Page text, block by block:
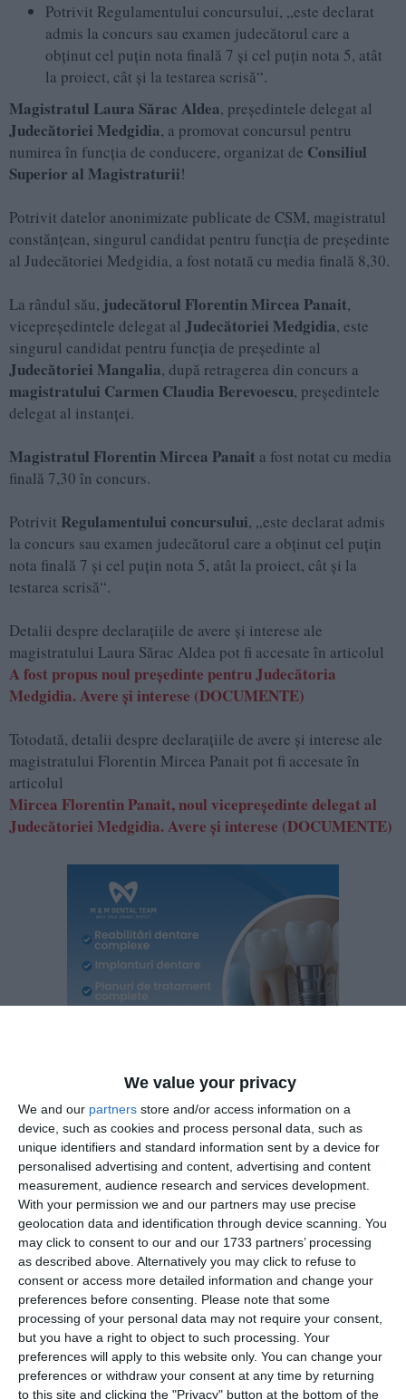
We value your privacy
We and our partners store and/or access information on a
device, such as cookies and process personal data, such as
unique identifiers and standard information sent by a device for
personalised advertising and content, advertising and content
measurement, audience research and services development.
With your permission we and our partners may use precise
geolocation data and identification through device scanning. You
may click to consent to our and our 1733 partners’ processing
as described above. Alternatively you may click to refuse to
consent or access more detailed information and change your
preferences before consenting.
Please note that some
processing of your personal data may not require your consent,
but you have a right to object to such processing. Your
preferences will apply to this website only. You can change your
preferences or withdraw your consent at any time by returning
to this site and clicking the "Privacy" button at the bottom of the
Potrivit Regulamentului concursului, „este declarat
admis la concurs sau examen judecătorul care a
obținut cel puțin nota finală 7 și cel puțin nota 5, atât
la proiect, cât și la testarea scrisă“.
Magistratul Laura Sărac Aldea, președintele delegat al
Judecătoriei Medgidia, a promovat concursul pentru
numirea în funcția de conducere, organizat de Consiliul
Superior al Magistraturii!
Potrivit datelor anonimizate publicate de CSM, magistratul
constănțean, singurul candidat pentru funcția de președinte
al Judecătoriei Medgidia, a fost notată cu media finală 8,30.
La rândul său, judecătorul Florentin Mircea Panait,
vicepreședintele delegat al Judecătoriei Medgidia, este
singurul candidat pentru funcția de președinte al
Judecătoriei Mangalia, după retragerea din concurs a
magistratului Carmen Claudia Berevoescu, președintele
delegat al instanței.
Magistratul Florentin Mircea Panait a fost notat cu media
finală 7,30 în concurs.
Potrivit Regulamentului concursului, „este declarat admis
la concurs sau examen judecătorul care a obținut cel puțin
nota finală 7 și cel puțin nota 5, atât la proiect, cât și la
testarea scrisă“.
Detalii despre declarațiile de avere și interese ale
magistratului Laura Sărac Aldea pot fi accesate în articolul
A fost propus noul președinte pentru Judecătoria
Medgidia. Avere și interese (DOCUMENTE)
Totodată, detalii despre declarațiile de avere și interese ale
magistratului Florentin Mircea Panait pot fi accesate în
articolul
Mircea Florentin Panait, noul vicepreședinte delegat al
Judecătoriei Medgidia. Avere și interese (DOCUMENTE)
Acum, Secția pentru Judecători va emite hotărârile pentru
numirea în funcțiile de conducere a judecătorilor declarați
admiși la concurs.
PRECIZĂRI:
Legea 190 din 2018, la articolul 7, menţionează că
activitatea jurnalistică este exonerată de la unele prevederi
ale Regulamentului GDPR, dacă se păstrează un echilibru
între libertatea de exprimare şi protecţia datelor cu caracter
personal.